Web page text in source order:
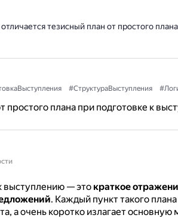
тезисный план от простого
#СтруктураВыступления
простого плана при подготовке к
выступлению — это краткое
. Каждый пункт такого
а очень коротко излагает основную